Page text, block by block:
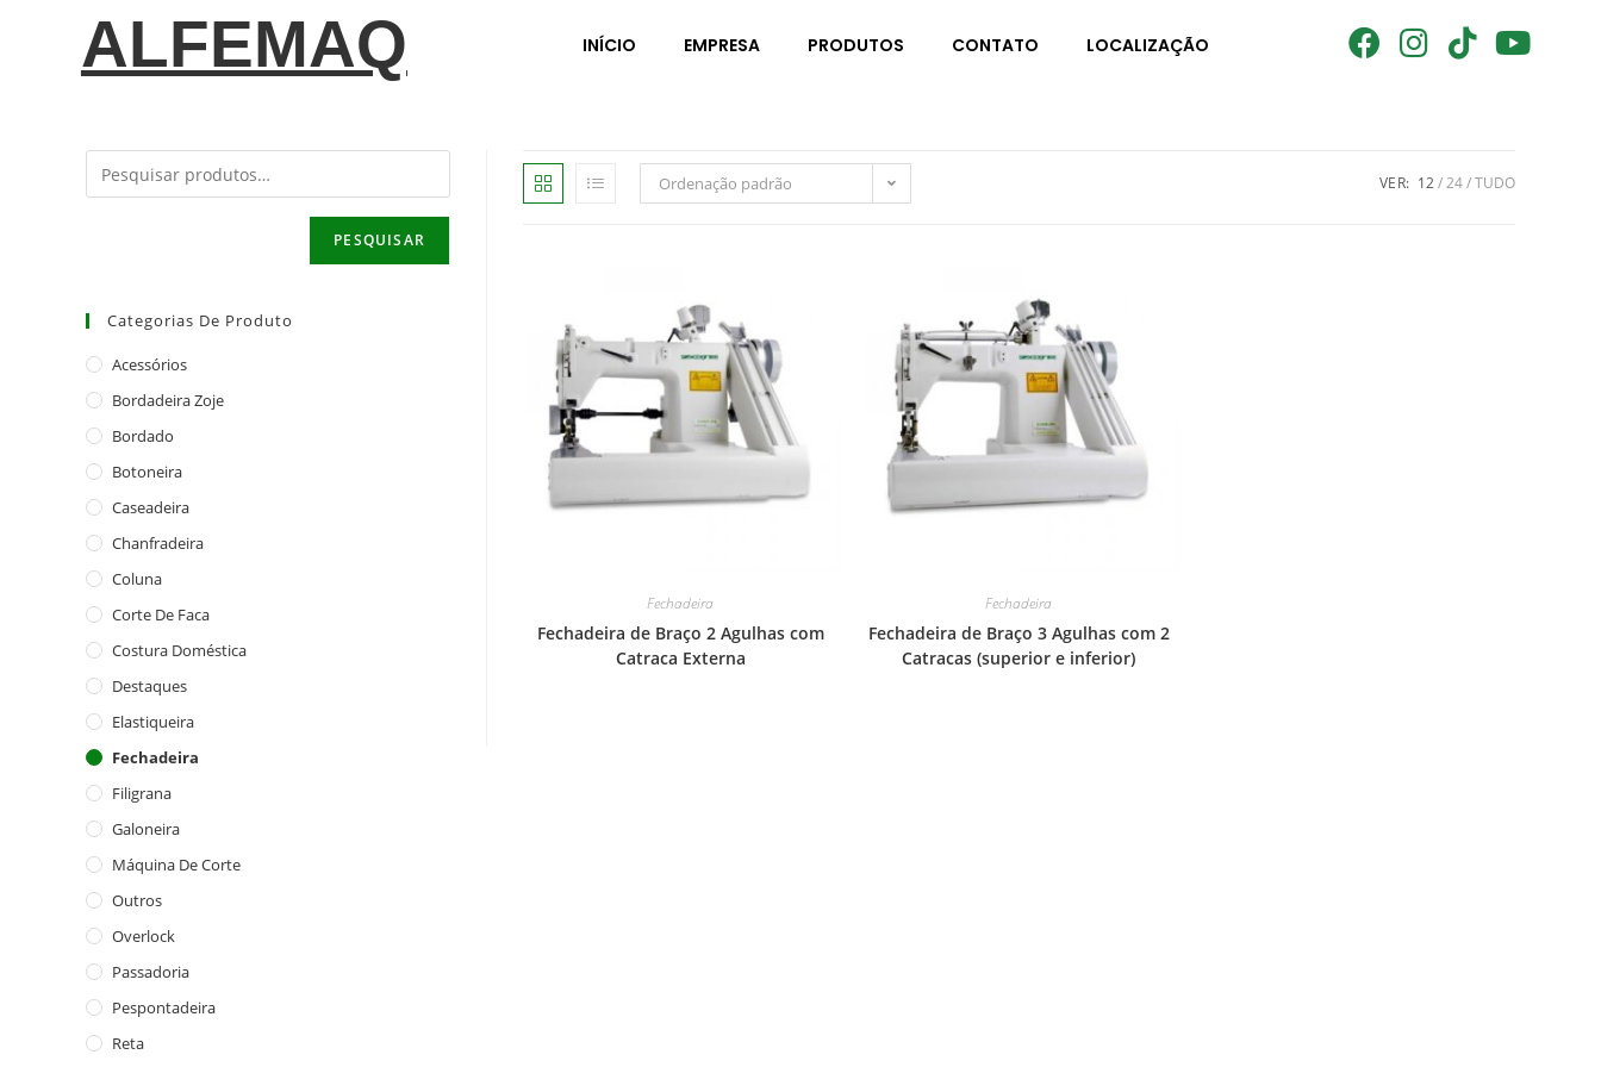
ALFEMAQ INÍCIO EMPRESA PRODUTOS CONTATO LOCALIZAÇÃO
Ordenação padrão VER: 12 24 TUDO
Fechadeira
Fechadeira de Braço 2 Agulhas com
Catraca Externa
Fechadeira
Fechadeira de Braço 3 Agulhas com 2
Catracas (superior e inferior)
PESQUISAR
Categorias De Produto
Acessórios
Bordadeira Zoje
Bordado
Botoneira
Caseadeira
Chanfradeira
Coluna
Corte De Faca
Costura Doméstica
Destaques
Elastiqueira
Fechadeira
Filigrana
Galoneira
Máquina De Corte
Outros
Overlock
Passadoria
Pespontadeira
Reta